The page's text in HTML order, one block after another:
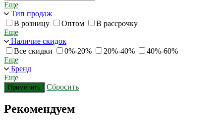
Еще
Тип продаж
В розницу
Оптом
В рассрочку
Еще
Наличие скидок
Все скидки
0%-20% 20%-40%
40%-60%
Еще
Бренд
Еще
Применить Сбросить
Рекомендуем